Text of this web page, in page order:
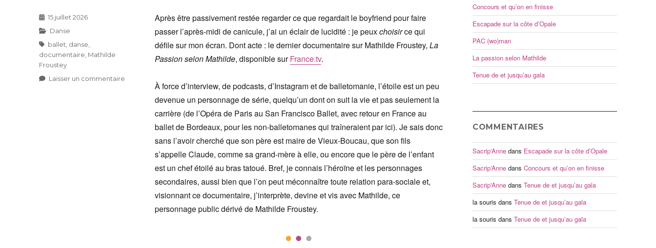
Après être passivement restée regarder ce que regardait le boyfriend pour faire
passer l’après-midi de canicule, j’ai un éclair de lucidité : je peuxchoisirce qui
défile sur mon écran. Dont acte : le dernier documentaire sur Mathilde Froustey, La
Passion selon Mathilde, disponible surFrance.tv.
À force d’interview, de podcasts, d’Instagram et de balletomanie, l’étoile est un peu
devenue un personnage de série, quelqu’un dont on suit la vie et pas seulement la
carrière (de l’Opéra de Paris au San Francisco Ballet, avec retour en France au
ballet de Bordeaux, pour les non-balletomanes qui traîneraient par ici). Je sais donc
sans l’avoir cherché que son père est maire de Vieux-Boucau, que son fils
s’appelle Claude, comme sa grand-mère à elle, ou encore que le père de l’enfant
est un chef étoilé au bras tatoué. Bref, je connais l’héroïne et les personnages
secondaires, aussi bien que l’on peut méconnaître toute relation para-sociale et,
visionnant ce documentaire, j’interprète, devine et vis avec Mathilde, ce
personnage public dérivé de Mathilde Froustey.
Publié
15 juillet 2026
Catégories
Danse
Étiquettes
ballet danse
documentaire Mathilde
Froustey
Laisser un commentairesur
Concours et qu’on en finisse
Escapade sur la côte d’Opale
PAC (wo)man
La passion selon Mathilde
Tenue de et jusqu’au gala
COMMENTAIRES
Sacrip'Annedans Escapade sur la côte d’Opale
Sacrip'Annedans Concours et qu’on en finisse
Sacrip'Annedans Tenue de et jusqu’au gala
la souris dans Tenue de et jusqu’au gala
la souris dans Tenue de et jusqu’au gala